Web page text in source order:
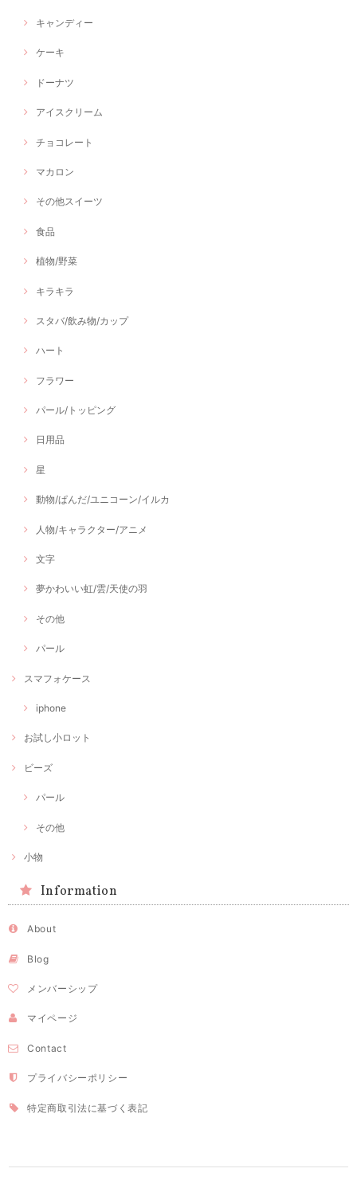
キャンディー
ケーキ
ドーナツ
アイスクリーム
チョコレート
マカロン
その他スイーツ
食品
植物/野菜
キラキラ
スタバ/飲み物/カップ
ハート
フラワー
パール/トッピング
日用品
星
動物/ぱんだ/ユニコーン/イルカ
人物/キャラクター/アニメ
文字
夢かわいい虹/雲/天使の羽
その他
パール
スマフォケース
iphone
お試し小ロット
ビーズ
パール
その他
小物
Information
About
Blog
メンバーシップ
マイページ
Contact
プライバシーポリシー
特定商取引法に基づく表記